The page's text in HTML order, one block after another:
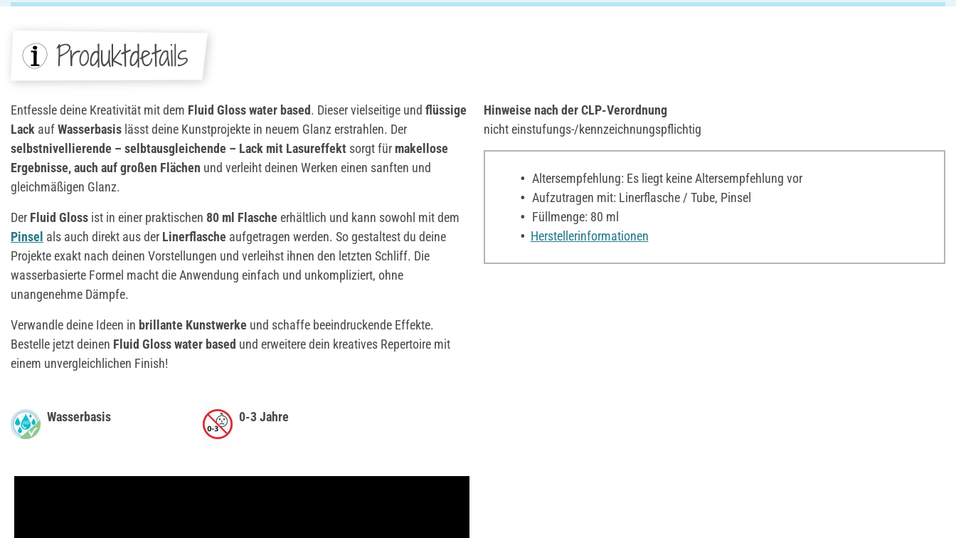
Produktdetails
Entfessle deine Kreativität mit dem Fluid Gloss water based. Dieser vielseitige und flüssige
Lack aufWasserbasis lässt deine Kunstprojekte in neuem Glanz erstrahlen. Der
selbstnivellierende – selbtausgleichende – Lack mit Lasureffekt sorgt für makellose
Ergebnisse, auch auf großen Flächen und verleiht deinen Werken einen sanften und
gleichmäßigen Glanz.
Der Fluid Gloss ist in einer praktischen 80 ml Flasche erhältlich und kann sowohl mit dem
Pinsel als auch direkt aus der Linerflasche aufgetragen werden. So gestaltest du deine
Projekte exakt nach deinen Vorstellungen und verleihst ihnen den letzten Schliff. Die
wasserbasierte Formel macht die Anwendung einfach und unkompliziert, ohne
unangenehme Dämpfe.
Verwandle deine Ideen in brillante Kunstwerke und schaffe beeindruckende Effekte.
Bestelle jetzt deinen Fluid Gloss water based und erweitere dein kreatives Repertoire mit
einem unvergleichlichen Finish!
Hinweise nach der CLP-Verordnung
nicht einstufungs-/kennzeichnungspflichtig
Altersempfehlung: Es liegt keine Altersempfehlung vor
Aufzutragen mit: Linerflasche / Tube, Pinsel
Füllmenge: 80 ml
Herstellerinformationen
Wasserbasis 0-3 Jahre